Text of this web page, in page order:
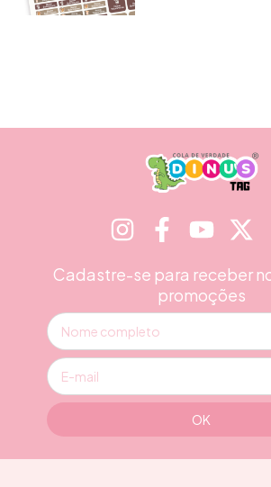
Cadastre-se para receber
promoções